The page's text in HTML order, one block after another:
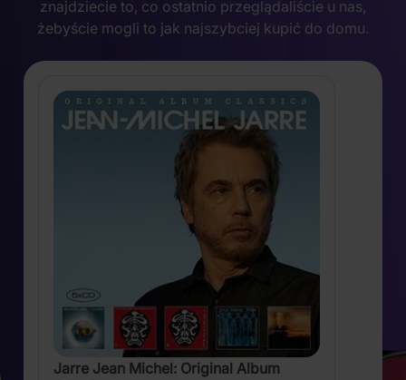
znajdziecie to, co ostatnio przeglądaliście u nas,
żebyście mogli to jak najszybciej kupić do domu.
Jarre Jean Michel: Original Album